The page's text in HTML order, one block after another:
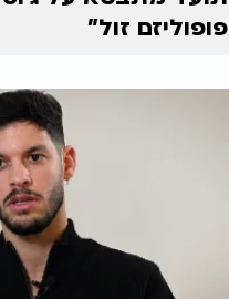
פופוליזם זול"